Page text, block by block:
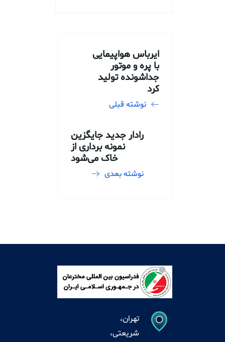
ایرباس هواپیمایی
با پره و موتور
جداشونده تولید
کرد
نوشته قبلی
رادار جدید جایگزین
نمونه برداری از
خاک می‌شود
نوشته بعدی
تهران،
شریعتی،